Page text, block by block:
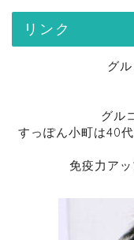
リンク
グ
グル
すっぽん小町は40
免疫力ア